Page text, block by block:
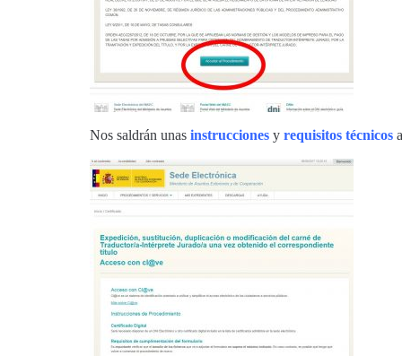
Nos saldrán unas instrucciones y requisitos técnicos